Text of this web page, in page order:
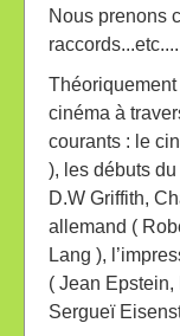
Nous prenons
raccords...etc....
Théoriquement
cinéma à
courants : le
), les débuts
D.W Griffith,
allemand (
Lang ),
( Jean Epstein,
Sergueï